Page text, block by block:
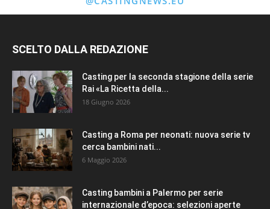
SCELTO DALLA REDAZIONE
Casting per la seconda stagione della serie
Rai «La Ricetta della...
18 Giugno 2026
Casting a Roma per neonati: nuova serie tv
cerca bambini nati...
6 Maggio 2026
Casting bambini a Palermo per serie
internazionale d’epoca: selezioni aperte